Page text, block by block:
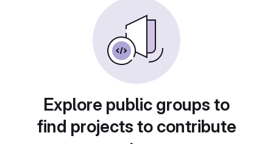
Explore public groups to
find projects to contribute